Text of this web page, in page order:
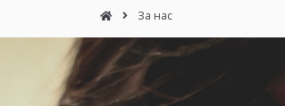
За нас